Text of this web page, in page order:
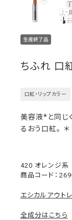
ちふれ 口
口紅・リップカラー
420 オレンジ系
美容液*と同じ
るおう口紅。
エシカルアウト
全成分はこちら